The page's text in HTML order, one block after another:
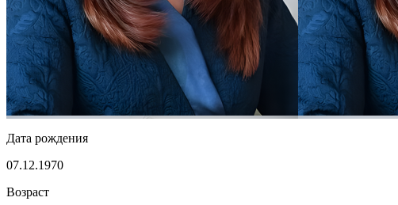
Дата рождения
07.12.1970
Возраст